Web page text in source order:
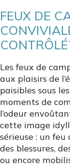
FEUX DE
Les feux de
aux plaisirs de
paisibles sous
moments de
l’odeur
cette image
sérieuse : un
des blessures,
ou encore